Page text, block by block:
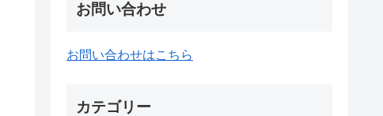
お問い合わせ
お問い合わせはこちら
カテゴリー